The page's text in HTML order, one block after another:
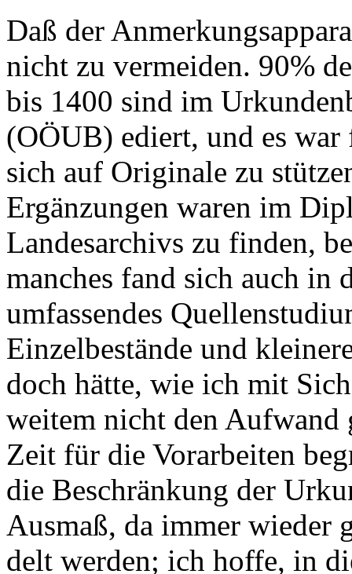
Daß der
nicht zu vermeiden. 90%
bis 1400 sind im
(OÖUB) ediert, und es
sich auf Originale zu
Ergänzungen waren im
Landesarchivs zu finden,
manches fand sich auch
umfassendes
Einzelbestän­de und
doch hätte, wie ich mit
weitem nicht den Aufwand
Zeit für die Vorarbeiten
die Beschränkung der
Ausmaß, da immer wieder
delt werden; ich hoffe, in